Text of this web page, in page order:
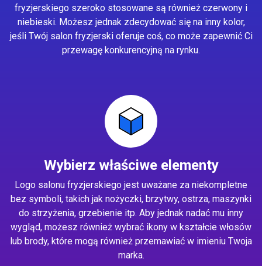
fryzjerskiego szeroko stosowane są również czerwony i
niebieski. Możesz jednak zdecydować się na inny kolor,
jeśli Twój salon fryzjerski oferuje coś, co może zapewnić Ci
przewagę konkurencyjną na rynku.
Wybierz właściwe elementy
Logo salonu fryzjerskiego jest uważane za niekompletne
bez symboli, takich jak nożyczki, brzytwy, ostrza, maszynki
do strzyżenia, grzebienie itp. Aby jednak nadać mu inny
wygląd, możesz również wybrać ikony w kształcie włosów
lub brody, które mogą również przemawiać w imieniu Twoja
marka.